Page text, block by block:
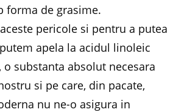
forma de grasime.
pericole si pentru a putea
apela la acidul linoleic
o substanta absolut necesara
si pe care, din pacate,
nu ne-o asigura in